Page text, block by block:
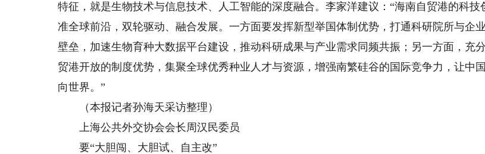
特征，就是生物技术与信息技术、人工智能的深度融合。李家洋建议：“海南自贸港的科技
准全球前沿，双轮驱动、融合发展。一方面要发挥新型举国体制优势，打通科研院所与企
壁垒，加速生物育种大数据平台建设，推动科研成果与产业需求同频共振；另一方面，充
贸港开放的制度优势，集聚全球优秀种业人才与资源，增强南繁硅谷的国际竞争力，让中
向世界。”
（本报记者孙海天采访整理）
上海公共外交协会会长周汉民委员
要“大胆闯、大胆试、自主改”